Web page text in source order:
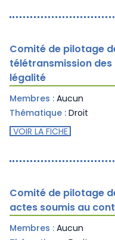
Comité de pilotage
télétransmission
légalité
Membres : Aucun
Thématique : Droit
VOIR LA FICHE
Comité de pilotage
actes soumis au
Membres : Aucun